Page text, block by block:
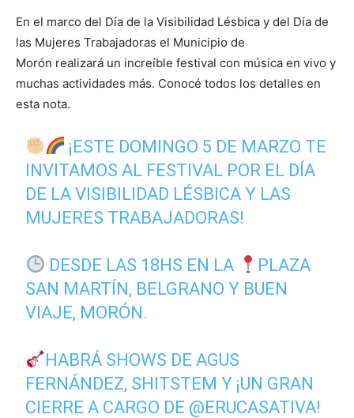
En el marco del Día de la Visibilidad Lésbica y del Día de
las Mujeres Trabajadoras el Municipio de
Morón realizará un increíble festival con música en vivo y
muchas actividades más. Conocé todos los detalles en
esta nota.
¡ESTE DOMINGO 5 DE MARZO TE
INVITAMOS AL FESTIVAL POR EL DÍA
DE LA VISIBILIDAD LÉSBICA Y LAS
MUJERES TRABAJADORAS!
DESDE LAS 18HS EN LA
PLAZA
SAN MARTÍN, BELGRANO Y BUEN
VIAJE, MORÓN.
HABRÁ SHOWS DE AGUS
FERNÁNDEZ, SHITSTEM Y ¡UN GRAN
CIERRE A CARGO DE @ERUCASATIVA!